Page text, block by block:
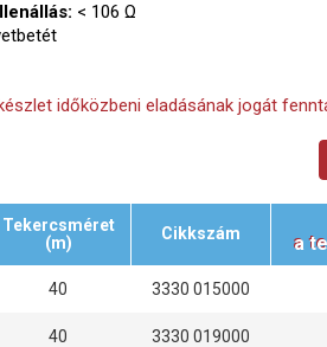
< 106 Ω
időközbeni eladásának jogát
Tekercsméret
(m)
Cikkszám
a
40 3330 015000
40 3330 019000